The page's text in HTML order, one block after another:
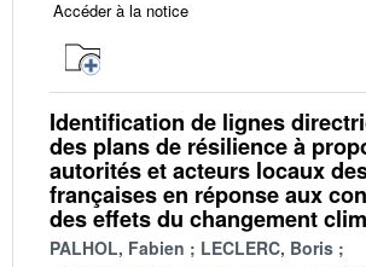
Accéder à la notice
Identification de lignes
des plans de résilience à
autorités et acteurs locaux
françaises en réponse aux
des effets du changement
PALHOL, Fabien
LECLERC, Boris